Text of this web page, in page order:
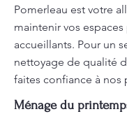
Pomerleau est votre
maintenir vos
accueillants. Pour un
nettoyage de qualité
faites confiance à nos
Ménage du